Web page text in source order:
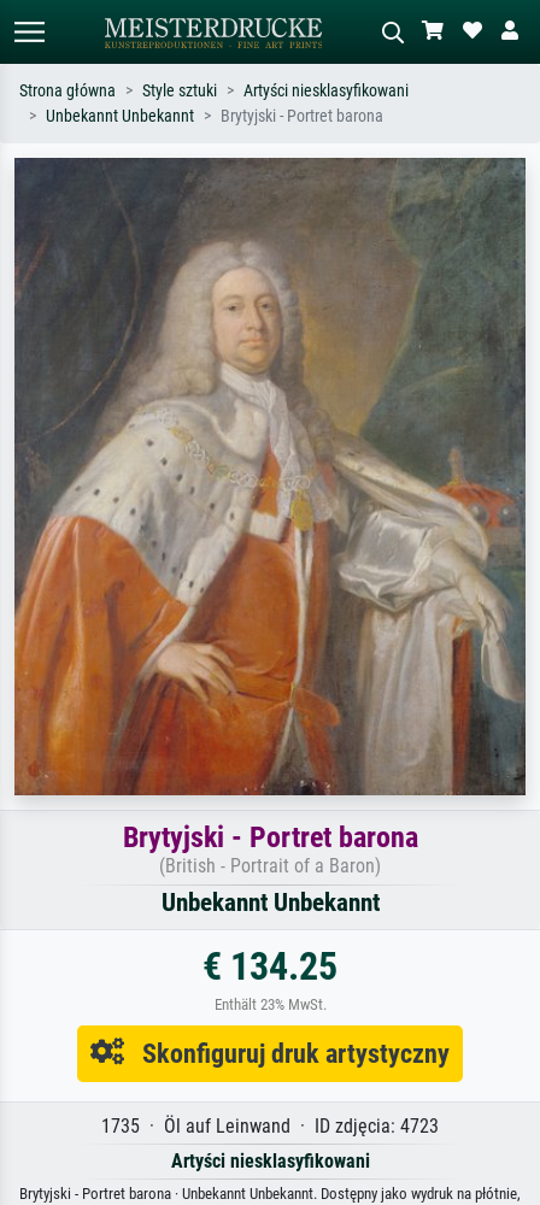
Szukaj wg artysty, tytułu lub stylu – np.
Monet, Gwiaździsta noc,
impresjonizm, fala Hokusaia, akt.
Opisz scenę – np. zielona łąka,
abstrakcja z czerwienią, ciemny olej,
stojący akt obok drzewa.
Strona główna Style sztuki
Artyści niesklasyfikowani
Unbekannt Unbekannt
Brytyjski - Portret barona
Brytyjski - Portret barona
(British - Portrait of a Baron)
Unbekannt Unbekannt
€ 134.25
Enthält 23% MwSt.
Skonfiguruj druk artystyczny
1735 · Öl auf Leinwand · ID zdjęcia: 4723
Artyści niesklasyfikowani
Brytyjski - Portret barona · Unbekannt Unbekannt. Dostępny jako wydruk na płótnie,